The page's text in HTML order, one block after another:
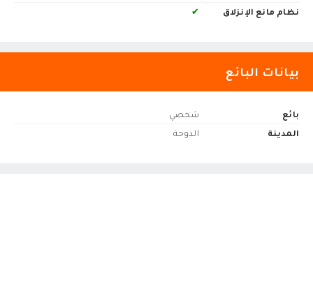
نظام مانع الإنزلاق
✔
بيانات البائع
بائع
شخصي
المدينة
الدوحة